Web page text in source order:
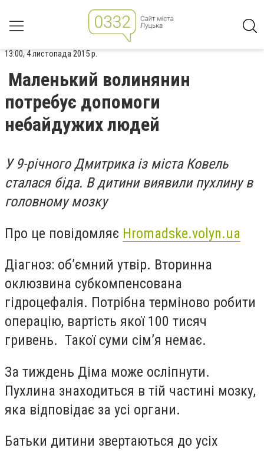
13:00, 4 листопада 2015 р.
Маленький волинянин
потребує допомоги
небайдужих людей
У 9-річного Дмитрика із міста Ковель
сталася біда. В дитини виявили пухлину в
головному мозку
Про це повідомляє Hromadske.volyn.ua
Діагноз: об’ємний утвір. Вторинна
оклюзвина субкомпенсована
гідроцефалія. Потрібна терміново робити
операцію, вартість якої 100 тисяч
гривень. Такої суми сім’я немає.
За тиждень Діма може осліпнути.
Пухлина знаходиться в тій частині мозку,
яка відповідає за усі органи.
Батьки дитини звертаються до усіх